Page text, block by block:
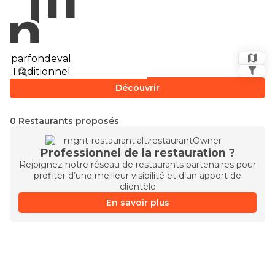
Découvrir
0 Restaurants proposés
Professionnel de la restauration ?
Rejoignez notre réseau de restaurants partenaires pour
profiter d’une meilleur visibilité et d’un apport de
clientèle
En savoir plus